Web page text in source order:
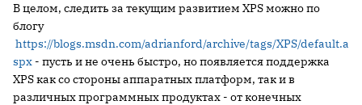
В целом, следить за текущим развитием XPS можно по
блогу
https://blogs.msdn.com/adrianford/archive/tags/XPS/default.a
spx - пусть и не очень быстро, но появляется поддержка
XPS как со стороны аппаратных платформ, так и в
различных программных продуктах - от конечных